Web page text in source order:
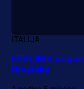
ITALIJA
IZDAJNIK
Hrvatske